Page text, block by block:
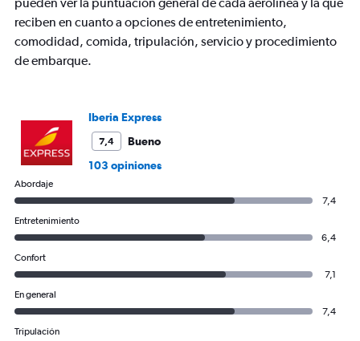
values.
Range:
0
reciben en cuanto a opciones de entretenimiento,
comodidad, comida, tripulación, servicio y procedimiento
de embarque.
Iberia Express
7,4
Bueno
103 opiniones
Abordaje
7,4
Entretenimiento
6,4
Confort
7,1
En general
7,4
Tripulación